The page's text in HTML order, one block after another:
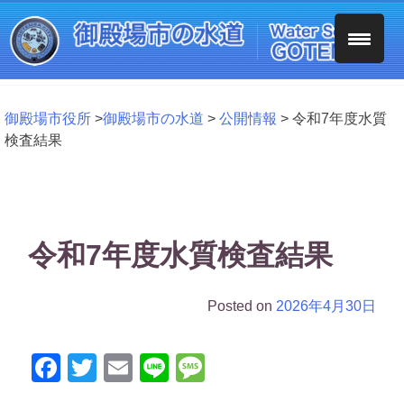
Skip
to
content
御殿場市役所 >御殿場市の水道 > 公開情報 > 令和7年度水質
検査結果
令和7年度水質検査結果
Posted on 2026年4月30日
Facebook
Twitter
Email
Line